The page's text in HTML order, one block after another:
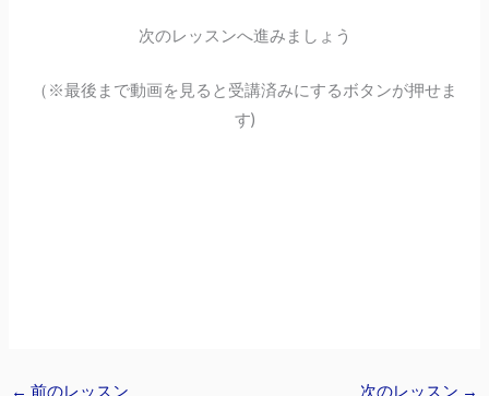
次のレッスンへ進みましょう
（※最後まで動画を見ると受講済みにするボタンが押せま
す)
← 前のレッスン 次のレッスン →